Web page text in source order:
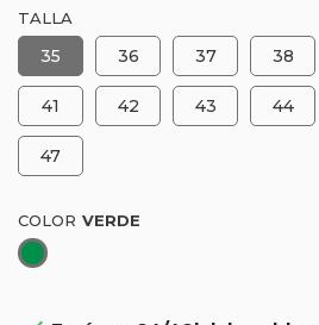
TALLA
35 36 37 38
41 42 43 44
47
COLOR
Verde